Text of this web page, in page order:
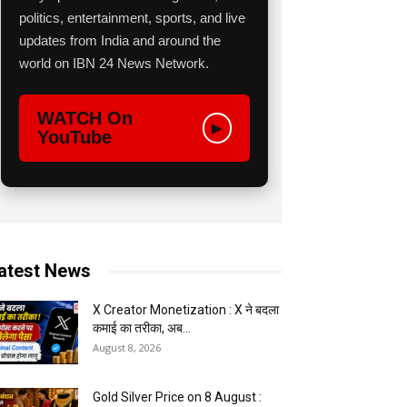
politics, entertainment, sports, and live
updates from India and around the
world on IBN 24 News Network.
WATCH On
YouTube
▶
News
X Creator Monetization : X ने बदला
कमाई का तरीका, अब...
August 8, 2026
Gold Silver Price on 8 August :